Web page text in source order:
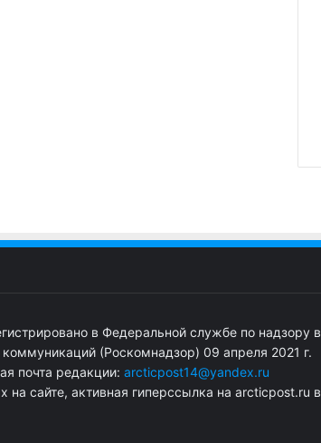
в Федеральной службе по надзору в
(Роскомнадзор) 09 апреля 2021 г.
почта редакции: arcticpost14@yandex.ru
сайте, активная гиперссылка на arcticpost.ru в